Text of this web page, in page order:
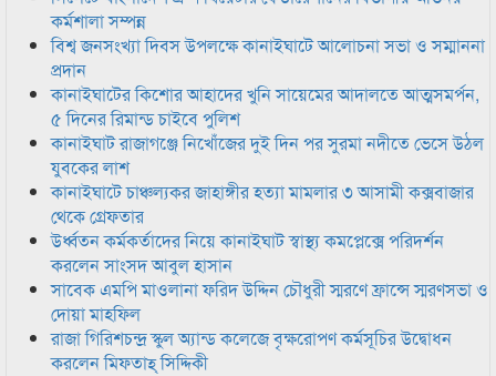
কর্মশালা সম্পন্ন
বিশ্ব জনসংখ্যা দিবস উপলক্ষে কানাইঘাটে আলোচনা সভা ও সম্মাননা
প্রদান
কানাইঘাটের কিশোর আহাদের খুনি সায়েমের আদালতে আত্মসমর্পন,
৫ দিনের রিমান্ড চাইবে পুলিশ
কানাইঘাট রাজাগঞ্জে নিখোঁজের দুই দিন পর সুরমা নদীতে ভেসে উঠল
যুবকের লাশ
কানাইঘাটে চাঞ্চল্যকর জাহাঙ্গীর হত্যা মামলার ৩ আসামী কক্সবাজার
থেকে গ্রেফতার
উর্ধ্বতন কর্মকর্তাদের নিয়ে কানাইঘাট স্বাস্থ্য কমপ্লেক্সে পরিদর্শন
করলেন সাংসদ আবুল হাসান
সাবেক এমপি মাওলানা ফরিদ উদ্দিন চৌধুরী স্মরণে ফ্রান্সে স্মরণসভা ও
দোয়া মাহফিল
রাজা গিরিশচন্দ্র স্কুল অ্যান্ড কলেজে বৃক্ষরোপণ কর্মসূচির উদ্বোধন
করলেন মিফতাহ্ সিদ্দিকী